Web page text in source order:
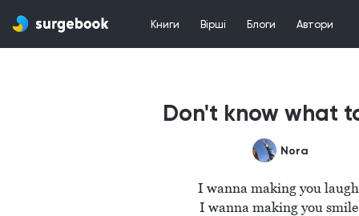
Книги Вірші Блоги Автори
Don't know what
Nora
I wanna making you
I wanna making you